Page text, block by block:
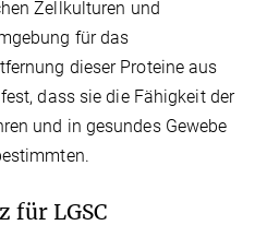
Zellkulturen und
für das
dieser Proteine aus
dass sie die Fähigkeit der
und in gesundes Gewebe
für LGSC